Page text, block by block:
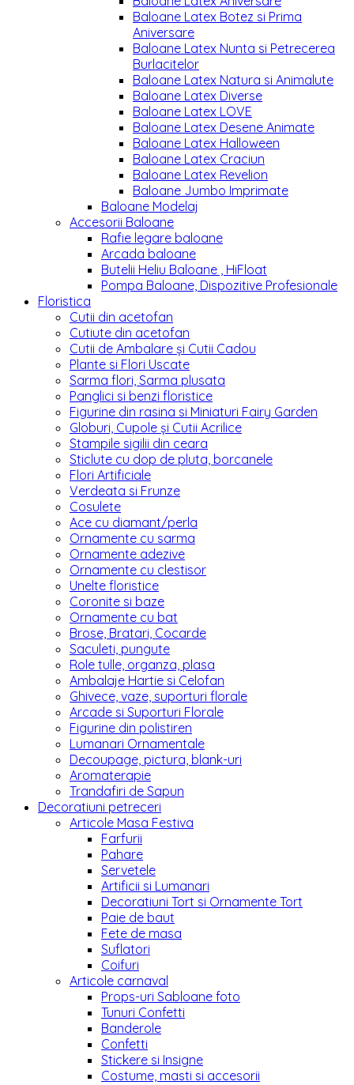
Baloane Latex Botez si Prima
Aniversare
Baloane Latex Nunta si Petrecerea
Burlacitelor
Baloane Latex Natura si Animalute
Baloane Latex Diverse
Baloane Latex LOVE
Baloane Latex Desene Animate
Baloane Latex Halloween
Baloane Latex Craciun
Baloane Latex Revelion
Baloane Jumbo Imprimate
Baloane Modelaj
Accesorii Baloane
Rafie legare baloane
Arcada baloane
Butelii Heliu Baloane , HiFloat
Pompa Baloane, Dispozitive Profesionale
Floristica
Cutii din acetofan
Cutiute din acetofan
Cutii de Ambalare și Cutii Cadou
Plante si Flori Uscate
Sarma flori, Sarma plusata
Panglici si benzi floristice
Figurine din rasina si Miniaturi Fairy Garden
Globuri, Cupole și Cutii Acrilice
Stampile sigilii din ceara
Sticlute cu dop de pluta, borcanele
Flori Artificiale
Verdeata si Frunze
Cosulete
Ace cu diamant/perla
Ornamente cu sarma
Ornamente adezive
Ornamente cu clestisor
Unelte floristice
Coronite si baze
Ornamente cu bat
Brose, Bratari, Cocarde
Saculeti, pungute
Role tulle, organza, plasa
Ambalaje Hartie si Celofan
Ghivece, vaze, suporturi florale
Arcade si Suporturi Florale
Figurine din polistiren
Lumanari Ornamentale
Decoupage, pictura, blank-uri
Aromaterapie
Trandafiri de Sapun
Decoratiuni petreceri
Articole Masa Festiva
Farfurii
Pahare
Servetele
Artificii si Lumanari
Decoratiuni Tort si Ornamente Tort
Paie de baut
Fete de masa
Suflatori
Coifuri
Articole carnaval
Props-uri Sabloane foto
Tunuri Confetti
Banderole
Confetti
Stickere si Insigne
Costume, masti si accesorii